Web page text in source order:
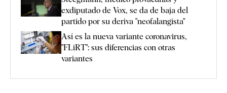
exdiputado de Vox, se da de baja del
partido por su deriva "neofalangista"
Así es la nueva variante coronavirus,
"FLiRT": sus diferencias con otras
variantes